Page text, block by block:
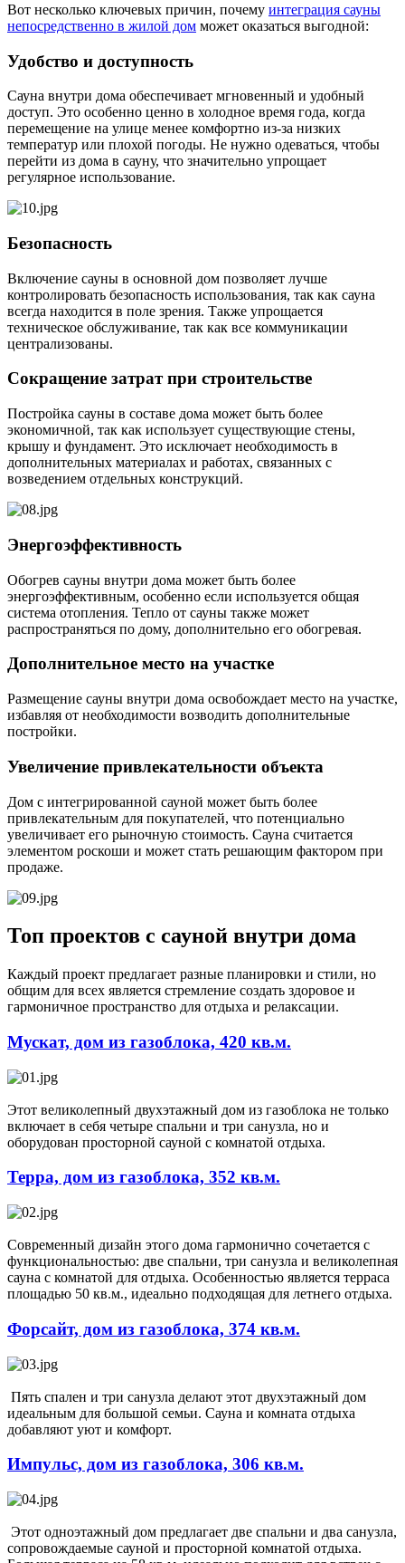
Вот несколько ключевых причин, почему интеграция сауны
непосредственно в жилой дом может оказаться выгодной:
Удобство и доступность
Сауна внутри дома обеспечивает мгновенный и удобный
доступ. Это особенно ценно в холодное время года, когда
перемещение на улице менее комфортно из-за низких
температур или плохой погоды. Не нужно одеваться, чтобы
перейти из дома в сауну, что значительно упрощает
регулярное использование.
Безопасность
Включение сауны в основной дом позволяет лучше
контролировать безопасность использования, так как сауна
всегда находится в поле зрения. Также упрощается
техническое обслуживание, так как все коммуникации
централизованы.
Сокращение затрат при строительстве
Постройка сауны в составе дома может быть более
экономичной, так как использует существующие стены,
крышу и фундамент. Это исключает необходимость в
дополнительных материалах и работах, связанных с
возведением отдельных конструкций.
Энергоэффективность
Обогрев сауны внутри дома может быть более
энергоэффективным, особенно если используется общая
система отопления. Тепло от сауны также может
распространяться по дому, дополнительно его обогревая.
Дополнительное место на участке
Размещение сауны внутри дома освобождает место на участке,
избавляя от необходимости возводить дополнительные
постройки.
Увеличение привлекательности объекта
Дом с интегрированной сауной может быть более
привлекательным для покупателей, что потенциально
увеличивает его рыночную стоимость. Сауна считается
элементом роскоши и может стать решающим фактором при
продаже.
Топ проектов с сауной внутри дома
Каждый проект предлагает разные планировки и стили, но
общим для всех является стремление создать здоровое и
гармоничное пространство для отдыха и релаксации.
Мускат, дом из газоблока, 420 кв.м.
Этот великолепный двухэтажный дом из газоблока не только
включает в себя четыре спальни и три санузла, но и
оборудован просторной сауной с комнатой отдыха.
Терра, дом из газоблока, 352 кв.м.
Современный дизайн этого дома гармонично сочетается с
функциональностью: две спальни, три санузла и великолепная
сауна с комнатой для отдыха. Особенностью является терраса
площадью 50 кв.м., идеально подходящая для летнего отдыха.
Форсайт, дом из газоблока, 374 кв.м.
Пять спален и три санузла делают этот двухэтажный дом
идеальным для большой семьи. Сауна и комната отдыха
добавляют уют и комфорт.
Импульс, дом из газоблока, 306 кв.м.
Этот одноэтажный дом предлагает две спальни и два санузла,
сопровождаемые сауной и просторной комнатой отдыха.